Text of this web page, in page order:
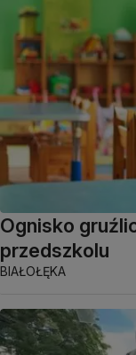
Ognisko
przedszkolu
BIAŁOŁĘKA